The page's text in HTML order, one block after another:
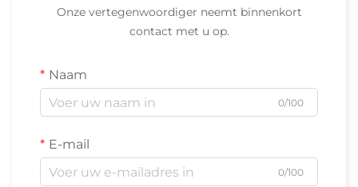
Onze vertegenwoordiger neemt binnenkort
contact met u op.
Naam
0/100
E-mail
0/100